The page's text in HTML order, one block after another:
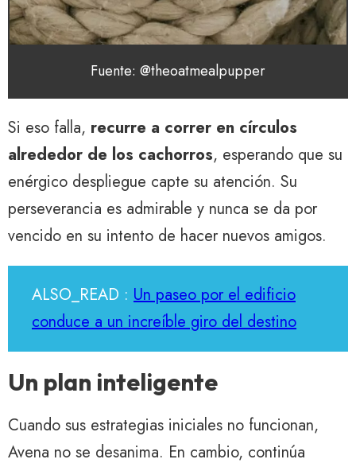
Fuente: @theoatmealpupper
Si eso falla, recurre a correr en círculos
alrededor de los cachorros, esperando que su
enérgico despliegue capte su atención. Su
perseverancia es admirable y nunca se da por
vencido en su intento de hacer nuevos amigos.
ALSO_READ : Un paseo por el edificio
conduce a un increíble giro del destino
Un plan inteligente
Cuando sus estrategias iniciales no funcionan,
Avena no se desanima. En cambio, continúa